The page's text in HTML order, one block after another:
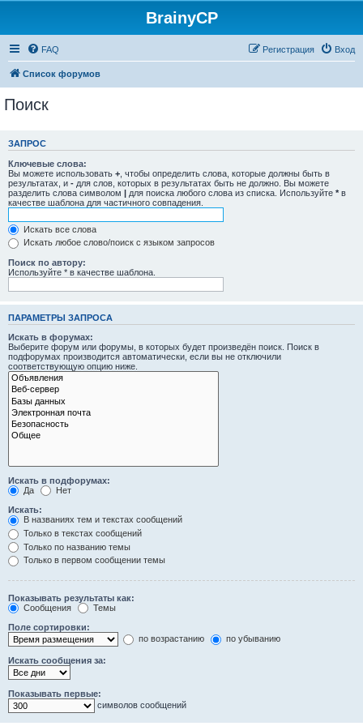
BrainyCP
FAQ Вход
Регистрация
Список форумов
Поиск
ЗАПРОС
Ключевые слова:
Вы можете использовать + , чтобы определить слова, которые должны быть в
результатах, и - для слов, которых в результатах быть не должно. Вы можете
разделить слова символом | для поиска любого слова из списка. Используйте * в
качестве шаблона для частичного совпадения.
Искать все слова
Искать любое слово/поиск с языком запросов
Поиск по автору:
Используйте * в качестве шаблона.
ПАРАМЕТРЫ ЗАПРОСА
Искать в форумах:
Выберите форум или форумы, в которых будет произведён поиск. Поиск в
подфорумах производится автоматически, если вы не отключили
соответствующую опцию ниже.
Искать в подфорумах:
Да
Нет
Искать:
В названиях тем и текстах сообщений
Только в текстах сообщений
Только по названию темы
Только в первом сообщении темы
Показывать результаты как:
Сообщения
Темы
Поле сортировки:
по возрастанию
по убыванию
Искать сообщения за:
Показывать первые:
символов сообщений